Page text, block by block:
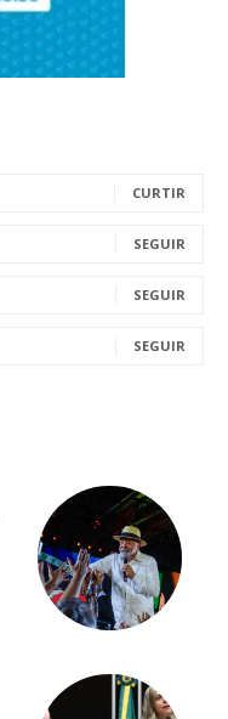
CURTIR
SEGUIR
SEGUIR
SEGUIR